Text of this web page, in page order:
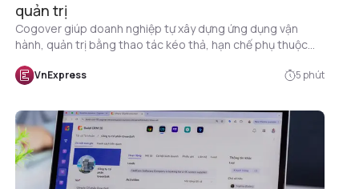
quản trị
Cogover giúp doanh nghiệp tự xây dựng ứng dụng vận
hành, quản trị bằng thao tác kéo thả, hạn chế phụ thuộc
VnExpress 5 phút